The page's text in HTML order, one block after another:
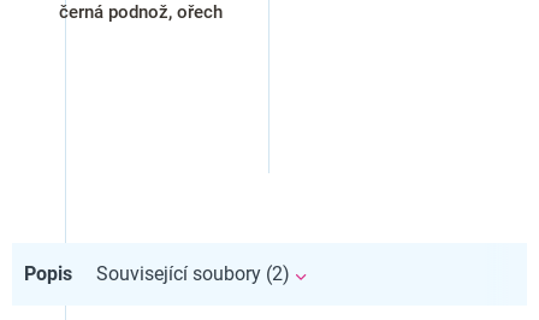
černá podnož, ořech
Popis Související soubory (2)